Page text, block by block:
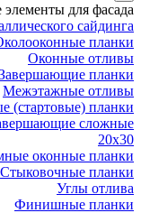
для фасада
сайдинга
планки
Оконные отливы
планки
Межэтажные отливы
(стартовые) планки
сложные
20x30
оконные планки
Стыковочные планки
Углы отлива
Финишные планки